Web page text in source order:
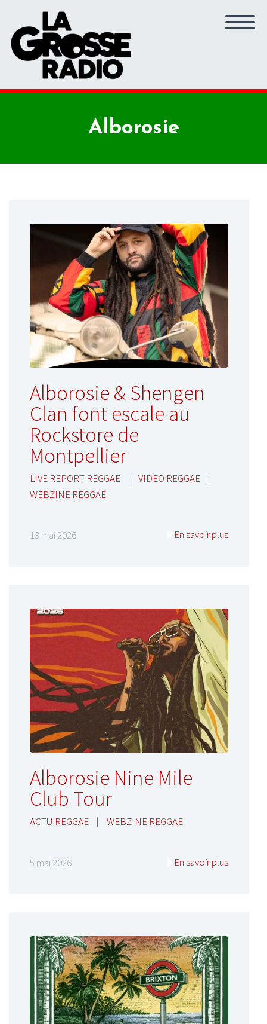
Alborosie
Alborosie & Shengen
Clan font escale au
Rockstore de
Montpellier
LIVE REPORT REGGAE | VIDEO REGGAE
|
WEBZINE REGGAE
13 mai 2026 En savoir plus
Alborosie Nine Mile
Club Tour
ACTU REGGAE | WEBZINE REGGAE
5 mai 2026 En savoir plus